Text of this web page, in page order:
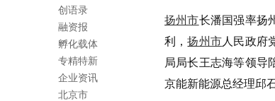
扬州市长潘国强率扬
利，扬州市人民政府
局局长王志海等领导
京能新能源总经理邱
创语录
融资报
孵化载体
专精特新
企业资讯
北京市